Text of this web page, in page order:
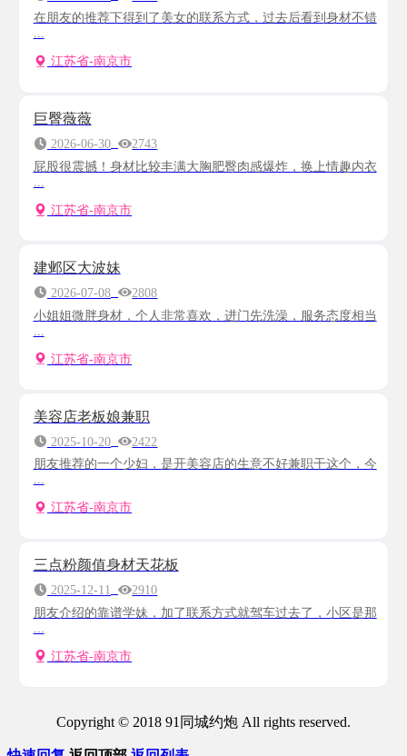
在朋友的推荐下得到了美女的联系方式，过去后看到身材不错
...
江苏省-南京市
巨臀薇薇
2026-06-30
2743
屁股很震撼！身材比较丰满大胸肥臀肉感爆炸，换上情趣内衣
...
江苏省-南京市
建邺区大波妹
2026-07-08
2808
小姐姐微胖身材，个人非常喜欢，进门先洗澡，服务态度相当
江苏省-南京市
美容店老板娘兼职
2025-10-20
2422
朋友推荐的一个少妇，是开美容店的生意不好兼职干这个，今
...
江苏省-南京市
三点粉颜值身材天花板
2025-12-11
2910
朋友介绍的靠谱学妹，加了联系方式就驾车过去了，小区是那
江苏省-南京市
Copyright © 2018 91同城约炮 All rights reserved.